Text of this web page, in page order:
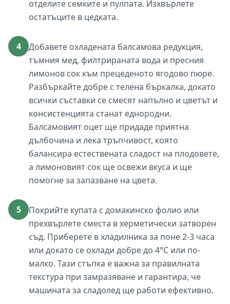
отделите семките и пулпата. Изхвърлете
остатъците в цедката.
4
Добавете охладената балсамова редукция,
тъмния мед, филтрираната вода и пресния
лимонов сок към прецеденото ягодово пюре.
Разбъркайте добре с телена бъркалка, докато
всички съставки се смесят напълно и цветът и
консистенцията станат еднородни.
Балсамовият оцет ще придаде приятна
дълбочина и лека тръпчивост, която
балансира естествената сладост на плодовете,
а лимоновият сок ще освежи вкуса и ще
помогне за запазване на цвета.
5
Покрийте купата с домакинско фолио или
прехвърлете сместа в херметически затворен
съд. Приберете в хладилника за поне 2-3 часа
или докато се охлади добре до 4°C или по-
малко. Тази стъпка е важна за правилната
текстура при замразяване и гарантира, че
машината за сладолед ще работи ефективно.